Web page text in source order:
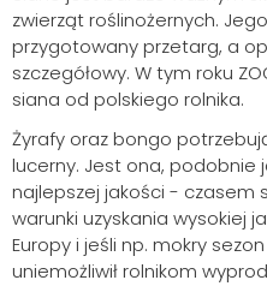
zwierząt roślinożernych.
przygotowany przetarg, a
szczegółowy. W tym roku
siana od polskiego rolnika.
Żyrafy oraz bongo
lucerny. Jest ona, podobnie
najlepszej jakości - czasem
warunki uzyskania wysokiej
Europy i jeśli np. mokry
uniemożliwił rolnikom